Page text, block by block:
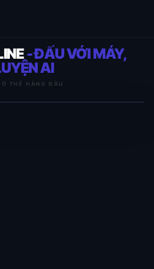
- ĐẤU VỚI MÁY,
AI
THẾ HÀNG ĐẦU